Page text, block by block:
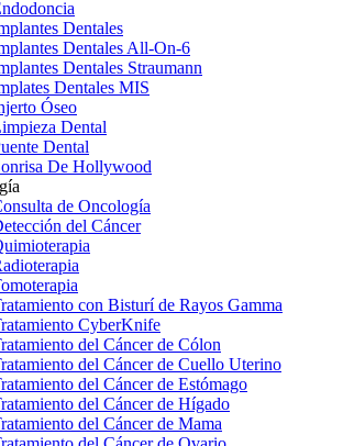
Dentales
Dentales All-On-6
Dentales Straumann
Dentales MIS
Óseo
Dental
Dental
De Hollywood
de Oncología
del Cáncer
con Bisturí de Rayos Gamma
CyberKnife
del Cáncer de Cólon
del Cáncer de Cuello Uterino
del Cáncer de Estómago
del Cáncer de Hígado
del Cáncer de Mama